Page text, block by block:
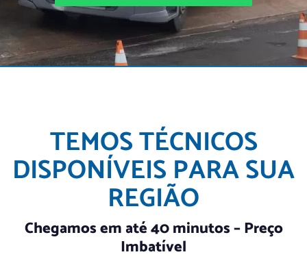
TEMOS TÉCNICOS
DISPONÍVEIS PARA SUA
REGIÃO
Chegamos em até 40 minutos – Preço
Imbatível